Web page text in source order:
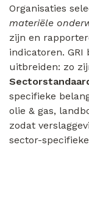
Organisaties
materiële
zijn en
indicatoren.
uitbreiden: zo
specifieke
olie & gas,
zodat
sector-